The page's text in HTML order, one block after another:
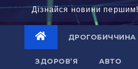
Дізнайся новини першим!
ДРОГОБИЧЧИНА
ЗДОРОВ’Я АВТО